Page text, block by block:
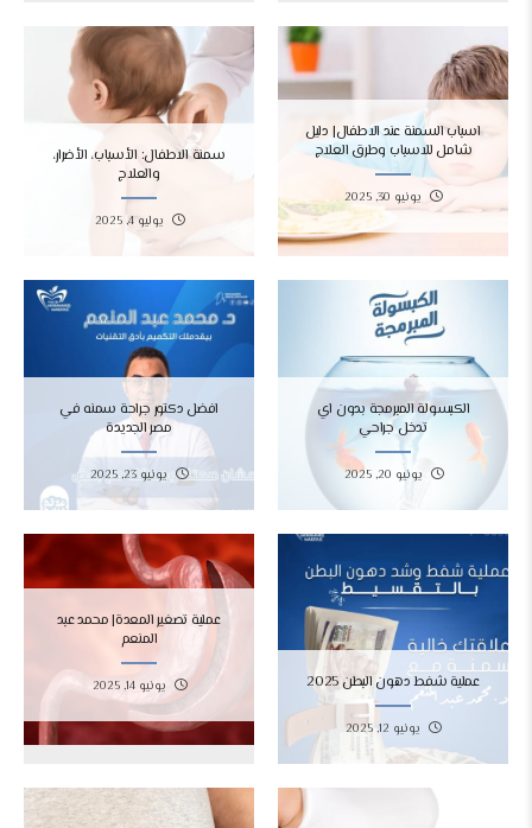
سمنة الاطفال: الأسباب، الأضرار،
والعلاج
يوليو 4, 2025
اسباب السمنة عند الاطفال| دليل
شامل للاسباب وطرق العلاج
يونيو 30, 2025
افضل دكتور جراحة سمنه في
مصر الجديدة
يونيو 23, 2025
الكبسولة المبرمجة بدون اي
تدخل جراحي
يونيو 20, 2025
عملية تصغير المعدة| محمد عبد
المنعم
يونيو 14, 2025 عملية شفط دهون البطن 2025
يونيو 12, 2025